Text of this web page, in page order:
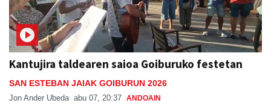
Kantujira taldearen saioa Goiburuko festetan
SAN ESTEBAN JAIAK GOIBURUN 2026
Jon Ander Ubeda abu 07, 20:37 ANDOAIN